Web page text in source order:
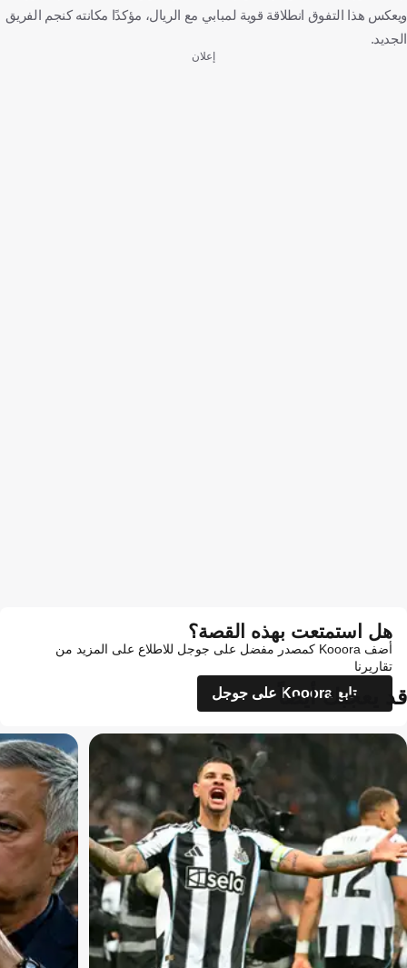
ويعكس هذا التفوق انطلاقة قوية لمبابي مع الريال، مؤكدًا مكانته كنجم الفريق
الجديد.
إعلان
هل استمتعت بهذه القصة؟
أضف Kooora كمصدر مفضل على جوجل للاطلاع على المزيد من
تقاريرنا
تابع Kooora على جوجل
قد يعجبك أيضاً